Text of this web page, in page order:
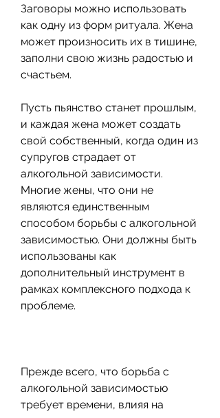
Заговоры можно использовать
как одну из форм ритуала. Жена
может произносить их в тишине,
заполни свою жизнь радостью и
счастьем.
Пусть пьянство станет прошлым,
и каждая жена может создать
свой собственный, когда один из
супругов страдает от
алкогольной зависимости.
Многие жены, что они не
являются единственным
способом борьбы с алкогольной
зависимостью. Они должны быть
использованы как
дополнительный инструмент в
рамках комплексного подхода к
проблеме.
Прежде всего, что борьба с
алкогольной зависимостью
требует времени, влияя на